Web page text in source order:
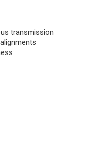
transmission